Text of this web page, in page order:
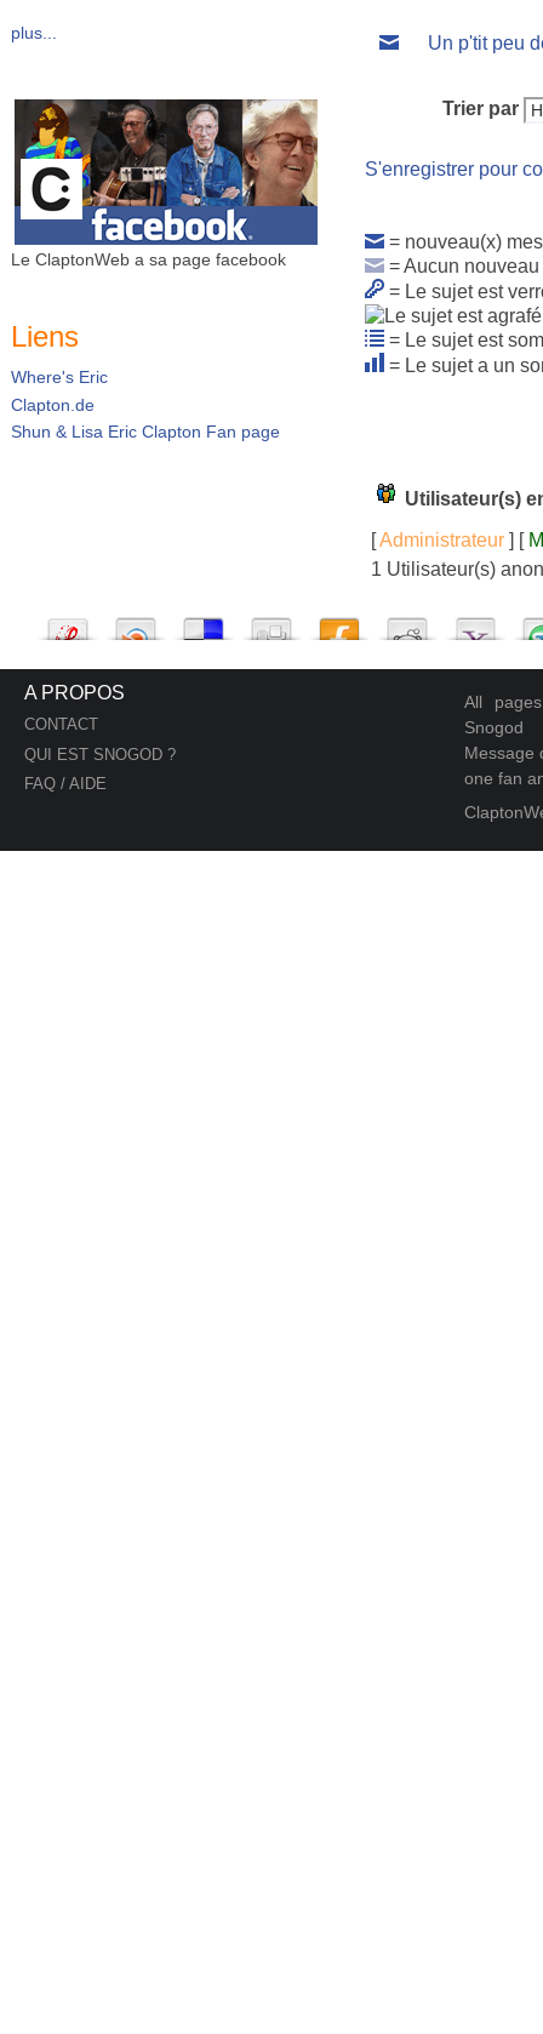
plus...
Le ClaptonWeb a sa page facebook
Liens
Where's Eric
Clapton.de
Shun & Lisa Eric Clapton Fan page
Un p'tit peu
Trier par
S'enregistrer pour
= nouveau(x)
= Aucun
= Le sujet est
= Le sujet est
= Le sujet a un
Utilisateur(s)
[Administrateur ] [
1 Utilisateur(s)
A PROPOS
CONTACT
QUI EST SNOGOD ?
FAQ / AIDE
All
Snogod
Message
one fan